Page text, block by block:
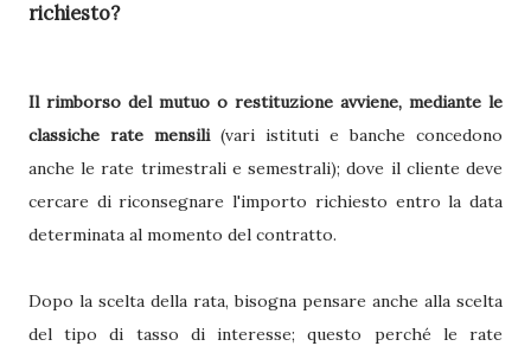
richiesto?
Il rimborso del mutuo o restituzione avviene, mediante le
classiche rate mensili (vari istituti e banche concedono
anche le rate trimestrali e semestrali); dove il cliente deve
cercare di riconsegnare l'importo richiesto entro la data
determinata al momento del contratto.
Dopo la scelta della rata, bisogna pensare anche alla scelta
del tipo di tasso di interesse; questo perché le rate